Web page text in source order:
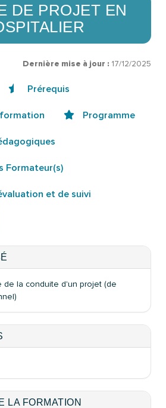
DE PROJET EN
Dernière mise à jour : 17/12/2025
Prérequis
Programme
Formateur(s)
et de suivi
de la conduite d'un projet (de
LA FORMATION